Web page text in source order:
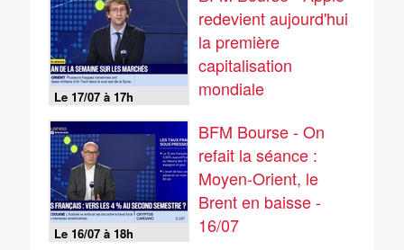
Le 17/07 à 17h
redevient aujourd'hui
la première
capitalisation
mondiale
Le 16/07 à 18h
BFM Bourse - On
refait la séance :
Moyen-Orient, le
Brent en baisse -
16/07